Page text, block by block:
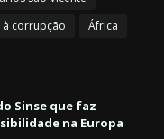
corrupção África
Sinse que faz
na Europa